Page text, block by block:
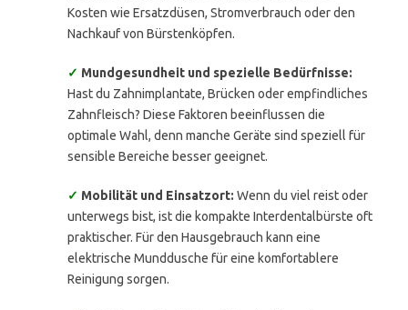
Kosten wie Ersatzdüsen, Stromverbrauch oder den
Nachkauf von Bürstenköpfen.
✓ Mundgesundheit und spezielle Bedürfnisse:
Hast du Zahnimplantate, Brücken oder empfindliches
Zahnfleisch? Diese Faktoren beeinflussen die
optimale Wahl, denn manche Geräte sind speziell für
sensible Bereiche besser geeignet.
✓ Mobilität und Einsatzort: Wenn du viel reist oder
unterwegs bist, ist die kompakte Interdentalbürste oft
praktischer. Für den Hausgebrauch kann eine
elektrische Munddusche für eine komfortablere
Reinigung sorgen.